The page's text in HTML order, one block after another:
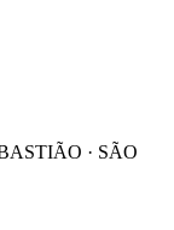
· SÃO